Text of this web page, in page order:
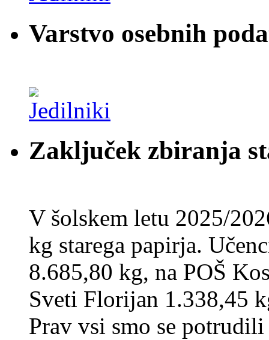
Varstvo osebnih
Zaključek zbiranja
V šolskem letu 2025/
kg starega papirja.
8.685,80 kg, na POŠ
Sveti Florijan 1.338,45
Prav vsi smo se